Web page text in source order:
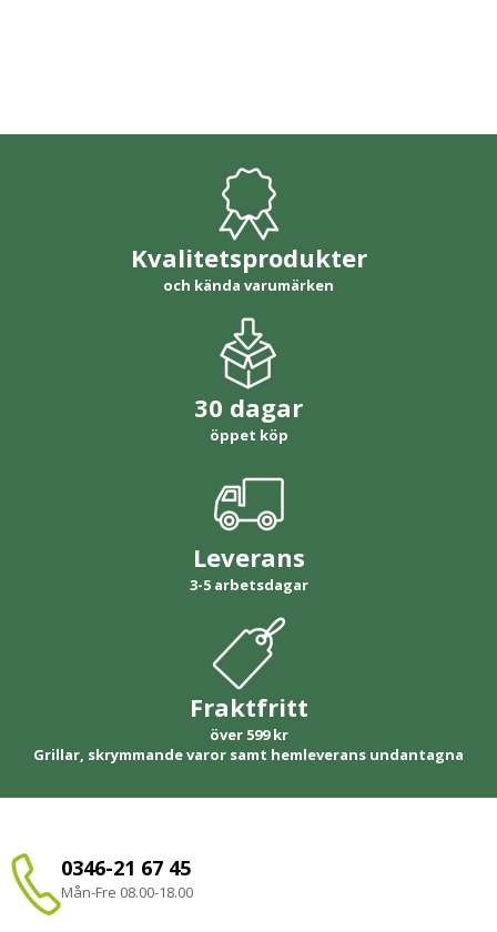
Kvalitetsprodukter
och kända varumärken
30 dagar
öppet köp
Leverans
3-5 arbetsdagar
Fraktfritt
över 599 kr
Grillar, skrymmande varor samt hemleverans undantagna
0346-21 67 45
Mån-Fre 08.00-18.00